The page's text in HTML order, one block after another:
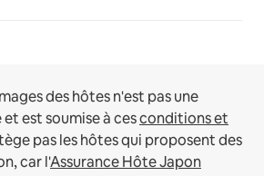
des hôtes n'est pas une
est soumise à cesconditions et
pas les hôtes qui proposent des
car l'Assurance Hôte Japon